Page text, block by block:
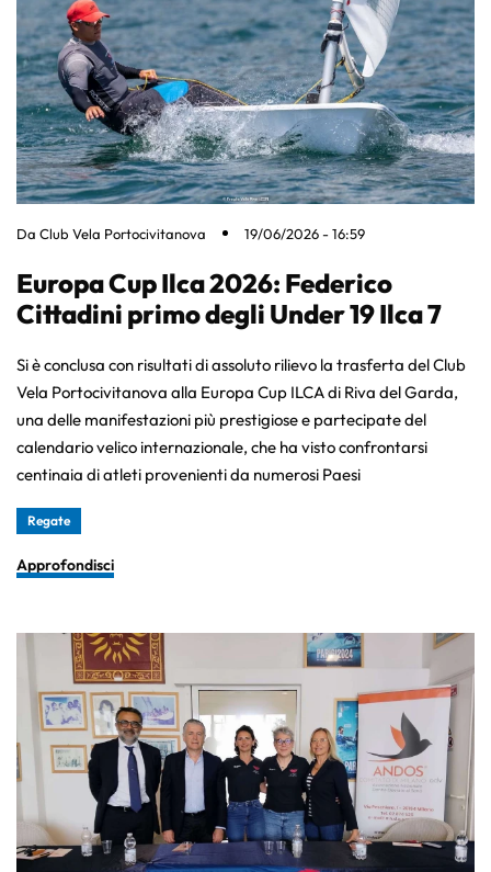
Da Club Vela Portocivitanova 19/06/2026 - 16:59
Europa Cup Ilca 2026: Federico
Cittadini primo degli Under 19 Ilca 7
Si è conclusa con risultati di assoluto rilievo la trasferta del Club
Vela Portocivitanova alla Europa Cup ILCA di Riva del Garda,
una delle manifestazioni più prestigiose e partecipate del
calendario velico internazionale, che ha visto confrontarsi
centinaia di atleti provenienti da numerosi Paesi
Regate
Approfondisci